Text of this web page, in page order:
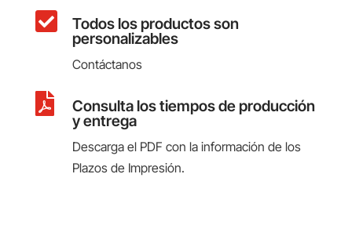
 Todos los productos son
personalizables
Contáctanos
 Consulta los tiempos de producción
y entrega
Descarga el PDF con la información de los
Plazos de Impresión.